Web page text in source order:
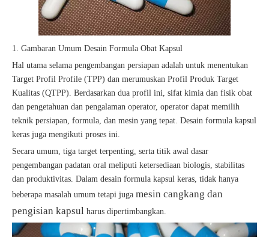
1. Gambaran Umum Desain Formula Obat Kapsul
Hal utama selama pengembangan persiapan adalah untuk menentukan
Target Profil Profile (TPP) dan merumuskan Profil Produk Target
Kualitas (QTPP). Berdasarkan dua profil ini, sifat kimia dan fisik obat
dan pengetahuan dan pengalaman operator, operator dapat memilih
teknik persiapan, formula, dan mesin yang tepat. Desain formula kapsul
keras juga mengikuti proses ini.
Secara umum, tiga target terpenting, serta titik awal dasar
pengembangan padatan oral meliputi ketersediaan biologis, stabilitas
dan produktivitas. Dalam desain formula kapsul keras, tidak hanya
beberapa masalah umum tetapi juga mesin cangkang dan
pengisian kapsul harus dipertimbangkan.